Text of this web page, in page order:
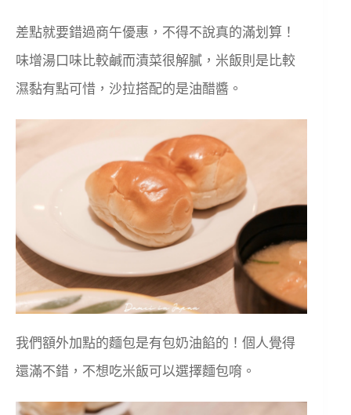
差點就要錯過商午優惠，不得不說真的滿划算！
味增湯口味比較鹹而漬菜很解膩，米飯則是比較
濕黏有點可惜，沙拉搭配的是油醋醬。
我們額外加點的麵包是有包奶油餡的！個人覺得
還滿不錯，不想吃米飯可以選擇麵包唷。